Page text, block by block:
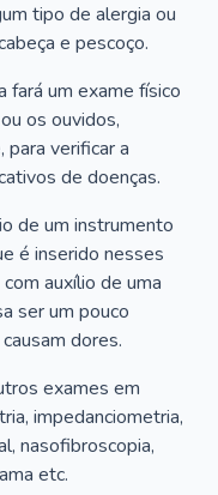
tipo de alergia ou
e pescoço.
fará um exame físico
os ouvidos,
verificar a
de doenças.
de um instrumento
é inserido nesses
auxílio de uma
ser um pouco
dores.
exames em
impedanciometria,
nasofibroscopia,
etc.